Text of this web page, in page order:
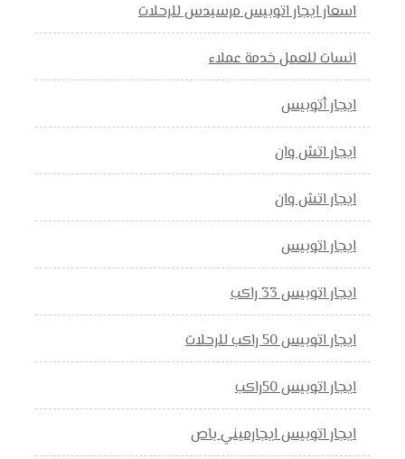
اسعار ايجار اتوبيس مرسيدس للرحلات
انسات للعمل خدمة عملاء
ايجار أتوبيس
ايجار اتش وان
ايجار اتش وان
ايجار اتوبيس
ايجار اتوبيس 33 راكب
ايجار اتوبيس 50 راكب للرحلات
ايجار اتوبيس 50راكب
ايجار اتوبيس ايجارميني باص